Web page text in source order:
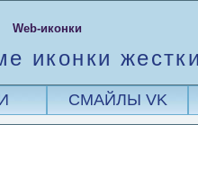
Web-иконки
иконки
СМАЙЛЫ VK